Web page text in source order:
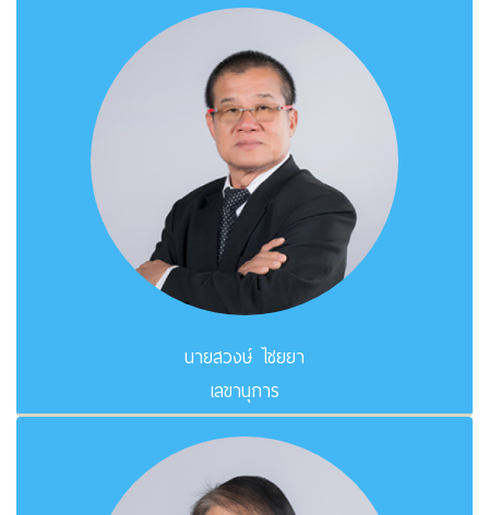
นายสวงษ์ ไชยยา
เลขานุการ